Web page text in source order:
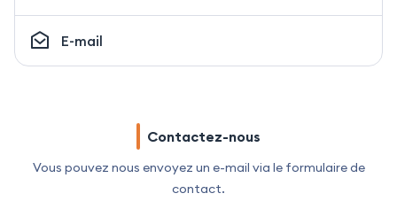
E-mail
Contactez-nous
Vous pouvez nous envoyez un e-mail via le formulaire de
contact.